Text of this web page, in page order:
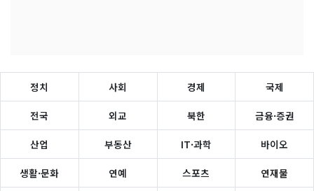
정치 사회 경제 국제
전국 외교 북한 금융·증권
산업 부동산 IT·과학 바이오
생활·문화 연예 스포츠 연재물